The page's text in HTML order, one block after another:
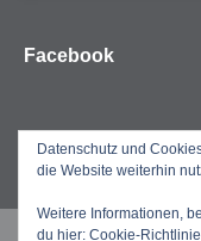
Facebook
Datenschutz und
die Website weiterhin
Weitere Informationen,
du hier: Cookie-Richtlinie